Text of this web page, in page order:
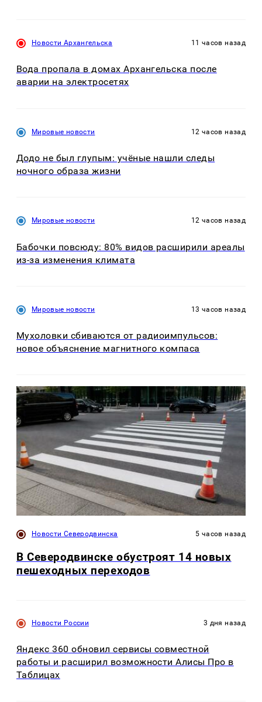
Новости Архангельска 11 часов назад
Вода пропала в домах Архангельска после
аварии на электросетях
Мировые новости 12 часов назад
Додо не был глупым: учёные нашли следы
ночного образа жизни
Мировые новости 12 часов назад
Бабочки повсюду: 80% видов расширили ареалы
из-за изменения климата
Мировые новости 13 часов назад
Мухоловки сбиваются от радиоимпульсов:
новое объяснение магнитного компаса
Новости Северодвинска 5 часов назад
В Северодвинске обустроят 14 новых
пешеходных переходов
Новости России 3 дня назад
Яндекс 360 обновил сервисы совместной
работы и расширил возможности Алисы Про в
Таблицах